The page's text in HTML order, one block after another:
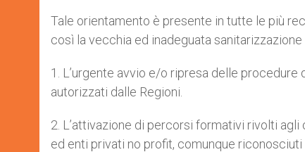
Tale orientamento è presente in tutte le più
così la vecchia ed inadeguata sanitarizzazione
1. L’urgente avvio e/o ripresa delle
autorizzati dalle Regioni.
2. L’attivazione di percorsi formativi rivolti
ed enti privati no profit, comunque